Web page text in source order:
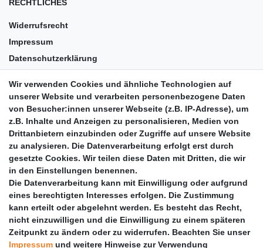
RECHTLICHES
Widerrufsrecht
Impressum
Datenschutzerklärung
Barrierefreiheit
Anleitungen
Vertrag widerrufen
PARTNER
DHL
GLS
PaketPLUS
Wir verwenden Cookies und ähnliche Technologien auf
unserer Website und verarbeiten personenbezogene Daten
von Besucher:innen unserer Webseite (z.B. IP-Adresse), um
z.B. Inhalte und Anzeigen zu personalisieren, Medien von
Drittanbietern einzubinden oder Zugriffe auf unsere Website
zu analysieren. Die Datenverarbeitung erfolgt erst durch
gesetzte Cookies. Wir teilen diese Daten mit Dritten, die wir
in den Einstellungen benennen.
Die Datenverarbeitung kann mit Einwilligung oder aufgrund
eines berechtigten Interesses erfolgen. Die Zustimmung
kann erteilt oder abgelehnt werden. Es besteht das Recht,
nicht einzuwilligen und die Einwilligung zu einem späteren
Zeitpunkt zu ändern oder zu widerrufen. Beachten Sie unser
Impressum und weitere Hinweise zur Verwendung